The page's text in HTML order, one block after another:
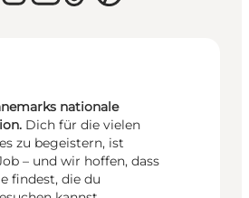
nationale
Dich für die vielen
zu begeistern, ist
– und wir hoffen, dass
findest, die du